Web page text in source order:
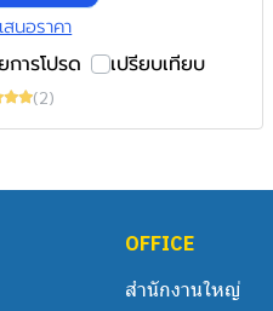
สนอราคา
การโปรด เปรียบเทียบ
(2)
OFFICE
สำนักงานใหญ่